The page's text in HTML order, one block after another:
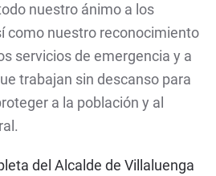
nuestro ánimo a los
como nuestro reconocimiento
servicios de emergencia y a
trabajan sin descanso para
a la población y al
del Alcalde de Villaluenga